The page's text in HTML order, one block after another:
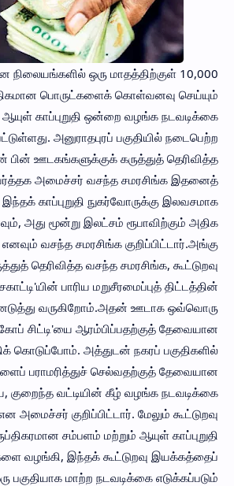
நிலையங்களில் ஒரு மாதத்திற்குள் 10,000
பொருட்களைக் கொள்வனவு செய்யும்
ஆயுள் காப்புறுதி ஒன்றை வழங்க நடவடிக்கை
அனுராதபுரப் பகுதியில் நடைபெற்ற
ஊடகங்களுக்குக் கருத்துத் தெரிவித்த
அமைச்சர் வசந்த சமரசிங்க இதனைத்
இந்தக் காப்புறுதி நுகர்வோருக்கு இலவசமாக
அது மூன்று இலட்சம் ரூபாவிற்கும் அதிக
எனவும் வசந்த சமரசிங்க குறிப்பிட்டார்.அங்கு
தெரிவித்த வசந்த சமரசிங்க, கூட்டுறவு
பாரிய மறுசீரமைப்புத் திட்டத்தின்
வருகிறோம்.அதன் ஊடாக ஒவ்வொரு
'கோப் சிட்டி'யை ஆரம்பிப்பதற்குத் தேவையான
கொடுப்போம். அத்துடன் நகரப் பகுதிகளில்
பராமரித்துச் செல்வதற்குத் தேவையான
வட்டியின் கீழ் வழங்க நடவடிக்கை
அமைச்சர் குறிப்பிட்டார். மேலும் கூட்டுறவு
சம்பளம் மற்றும் ஆயுள் காப்புறுதி
வழங்கி, இந்தக் கூட்டுறவு இயக்கத்தைப்
பகுதியாக மாற்ற நடவடிக்கை எடுக்கப்படும்